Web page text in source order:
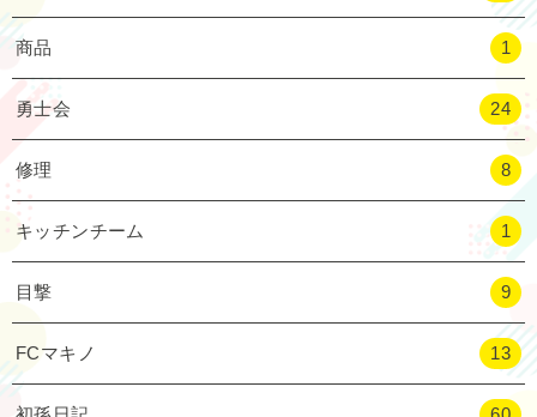
商品 1
勇士会 24
修理 8
キッチンチーム 1
目撃 9
FCマキノ 13